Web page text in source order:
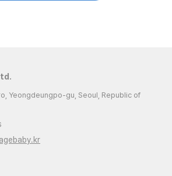
Yeongdeungpo-gu, Seoul, Republic of